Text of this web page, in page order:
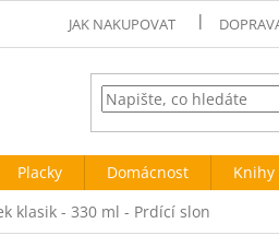
JAK NAKUPOVAT
Placky Domácnost Knihy
klasik - 330 ml - Prdící slon